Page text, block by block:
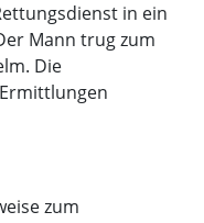
in ein
Mann trug zum
Die
zum